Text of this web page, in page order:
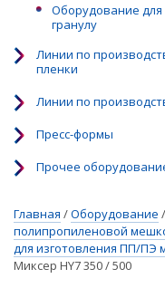
Оборудование для
гранулу
Линии по
пленки
Линии по
Пресс-формы
Прочее
Главная /Оборудование /
полипропиленовой
для изготовления ПП/ПЭ
Миксер HY7 350 / 500